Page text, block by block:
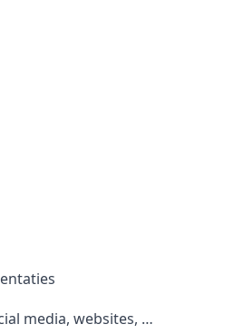
media, websites, …